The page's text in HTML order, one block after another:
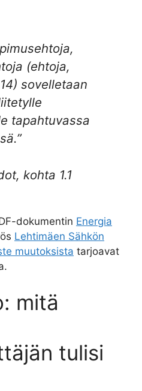
(ehtoja,
sovelletaan
tapahtuvassa
kohta 1.1
dokumentin Energia
Lehtimäen Sähkön
muutoksista tarjoavat
mitä
tulisi